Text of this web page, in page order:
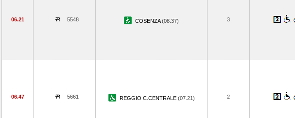
06.21 5548 COSENZA(08.37) 3
06.47 5661 REGGIO C.CENTRALE (07.21) 2